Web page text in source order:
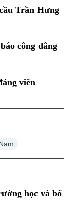
Trần Hưng
công dâng
viên
học và bổ